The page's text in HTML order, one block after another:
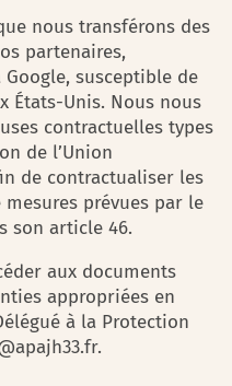
nous transférons des
partenaires,
susceptible de
États-Unis. Nous nous
contractuelles types
de l’Union
de contractualiser les
prévues par le
son article 46.
aux documents
appropriées en
à la Protection